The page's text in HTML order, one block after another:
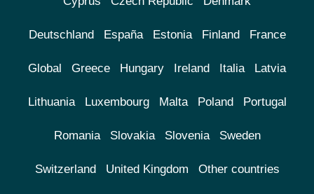
Deutschland España Estonia Finland France
Global Greece Hungary Ireland Italia Latvia
Lithuania Luxembourg Malta Poland Portugal
Romania Slovakia Slovenia Sweden
Switzerland United Kingdom Other countries